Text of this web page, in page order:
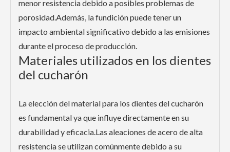
menor resistencia debido a posibles problemas de
porosidad.Además, la fundición puede tener un
impacto ambiental significativo debido a las emisiones
durante el proceso de producción.
Materiales utilizados en los dientes
del cucharón
La elección del material para los dientes del cucharón
es fundamental ya que influye directamente en su
durabilidad y eficacia.Las aleaciones de acero de alta
resistencia se utilizan comúnmente debido a su